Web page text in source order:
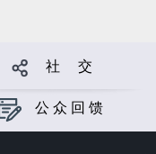
社 交
公众回馈